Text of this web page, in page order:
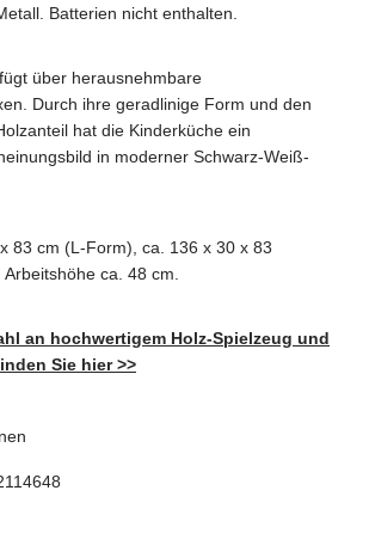
Batterien nicht enthalten.
über herausnehmbare
Durch ihre geradlinige Form und den
hat die Kinderküche ein
in moderner Schwarz-Weiß-
83 cm (L-Form), ca. 136 x 30 x 83
ca. 48 cm.
an hochwertigem Holz-Spielzeug und
Sie hier >>